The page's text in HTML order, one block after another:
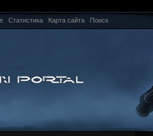
Статистика Карта сайта Поиск